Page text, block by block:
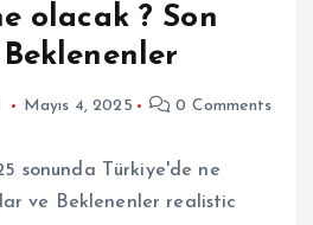
olacak ? Son
Mayıs 4, 2025 0 Comments